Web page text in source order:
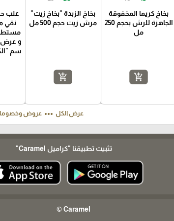
بخاخ كريما المخفوقة
الجاهزة للرش بحجم 250
مل
add_shopping_cart
بخاخ الزبدة "بخاخ زيت"
مرش زيت حجم 500 مل
add_shopping_cart
علب
نقي
سم
عرض الكل more_horiz عروض
تثبيت تطبيقنا "كراميل Caramel"
Caramel ©